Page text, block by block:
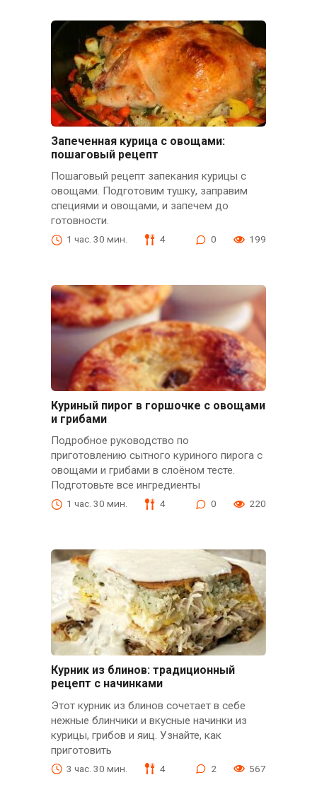
Запеченная курица с овощами:
пошаговый рецепт
Пошаговый рецепт запекания курицы с
овощами. Подготовим тушку, заправим
специями и овощами, и запечем до
готовности.
1 час. 30 мин. 4 0 199
Куриный пирог в горшочке с овощами
и грибами
Подробное руководство по
приготовлению сытного куриного пирога с
овощами и грибами в слоёном тесте.
Подготовьте все ингредиенты
1 час. 30 мин. 4 0 220
Курник из блинов: традиционный
рецепт с начинками
Этот курник из блинов сочетает в себе
нежные блинчики и вкусные начинки из
курицы, грибов и яиц. Узнайте, как
приготовить
3 час. 30 мин. 4 2 567